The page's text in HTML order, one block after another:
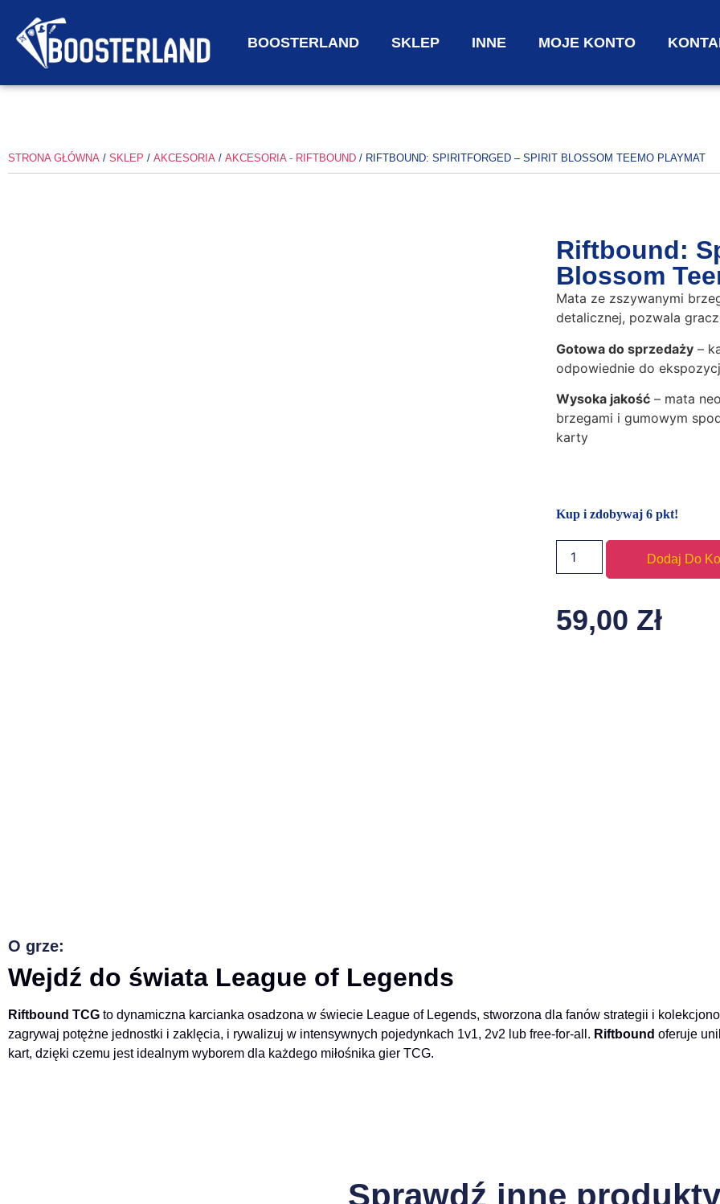
BOOSTERLAND SKLEP INNE MOJE KONTO
STRONA GŁÓWNA / SKLEP / AKCESORIA / AKCESORIA - RIFTBOUND / RIFTBOUND: SPIRITFORGED – SPIRIT BLOSSOM TEEMO PLAYMAT
Riftbound:
Blossom
Mata ze zszywanymi
detalicznej, pozwala
Gotowa do sprzedaży–
odpowiednie do
Wysoka jakość– mata
brzegami i gumowym
karty
Kup i zdobywaj 6 pkt!
Dodaj Do
59,00 Zł
O grze:
Wejdź do świata League of Legends
Riftbound TCG to dynamiczna karcianka osadzona w świecie League of Legends, stworzona dla fanów strategii i
zagrywaj potężne jednostki i zaklęcia, i rywalizuj w intensywnych pojedynkach 1v1, 2v2 lub free-for-all. Riftbound oferuje
kart, dzięki czemu jest idealnym wyborem dla każdego miłośnika gier TCG.
Sprawdź inne